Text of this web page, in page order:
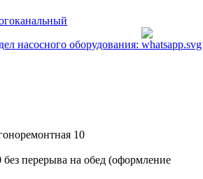
насосного оборудования:
10
перерыва на обед (оформление